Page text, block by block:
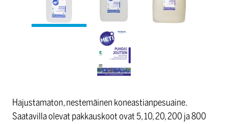
Hajustamaton, nestemäinen koneastianpesuaine.
Saatavilla olevat pakkauskoot ovat 5, 10, 20, 200 ja 800